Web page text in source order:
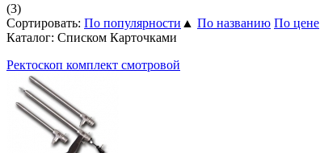
(3)
Сортировать: По популярности ▲ По названию По цене
Каталог: Списком Карточками
Ректоскоп комплект смотровой